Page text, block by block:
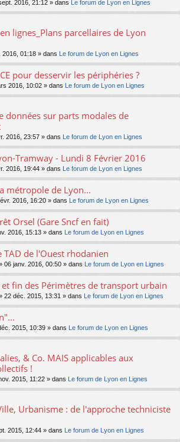
2016, 21:12 » dans Le forum de Lyon en Lignes
lignes_Plans parcellaires de Lyon
2016, 01:18 » dans Le forum de Lyon en Lignes
pour desservir les périphéries ?
2016, 10:02 » dans Le forum de Lyon en Lignes
données sur parts modales de
2016, 23:57 » dans Le forum de Lyon en Lignes
Tramway - Lundi 8 Février 2016
2016, 19:44 » dans Le forum de Lyon en Lignes
métropole de Lyon...
2016, 16:20 » dans Le forum de Lyon en Lignes
Orsel (Gare Sncf en fait)
2016, 15:13 » dans Le forum de Lyon en Lignes
TAD de l'Ouest rhodanien
06 janv. 2016, 00:50 » dans Le forum de Lyon en Lignes
et fin des Périmètres de transport urbain
22 déc. 2015, 13:31 » dans Le forum de Lyon en Lignes
2015, 10:39 » dans Le forum de Lyon en Lignes
& Co. MAIS applicables aux
!
2015, 11:22 » dans Le forum de Lyon en Lignes
Urbanisme : de l'approche techniciste
2015, 12:44 » dans Le forum de Lyon en Lignes